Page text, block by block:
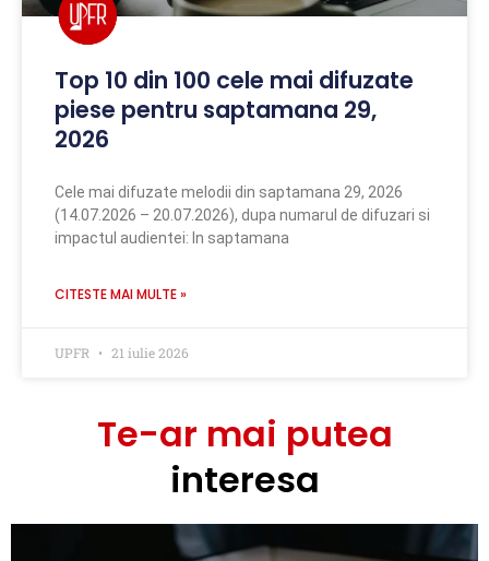
Top 10 din 100 cele mai difuzate
piese pentru saptamana 29,
2026
Cele mai difuzate melodii din saptamana 29, 2026
(14.07.2026 – 20.07.2026), dupa numarul de difuzari si
impactul audientei: In saptamana
CITESTE MAI MULTE »
UPFR 21 iulie 2026
Te-ar mai putea
interesa